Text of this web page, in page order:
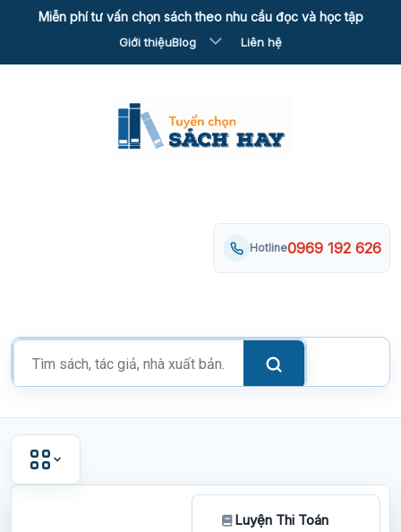
Miễn phí tư vấn chọn sách theo nhu cầu đọc và học tập
Giới thiệuBlog Liên hệ
Tìm
kiếm
phẩm
Hotline0969 192 626
Luyện Thi Toán